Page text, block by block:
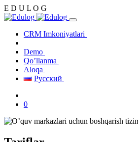
E D U L O G
CRM Imkoniyatlari
Demo
Qo’llanma
Aloqa
Русский
0